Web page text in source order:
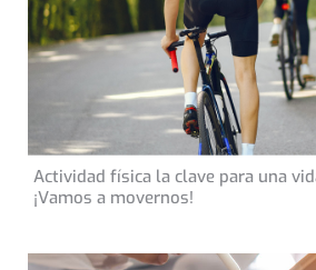
11 de abril de 2021
CONSEJOS DE SALUD
Actividad física la clave para una
¡Vamos a movernos!